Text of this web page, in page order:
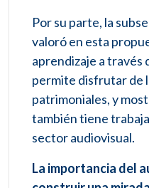
Por su parte, la
valoró en esta
aprendizaje a través
permite disfrutar de
patrimoniales, y
también tiene
sector audiovisual.
La importancia del